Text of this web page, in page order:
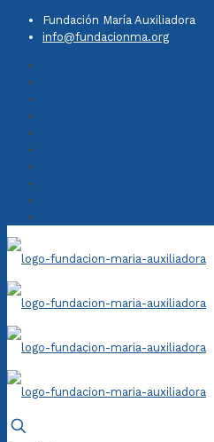
Fundación María Auxiliadora
info@fundacionma.org